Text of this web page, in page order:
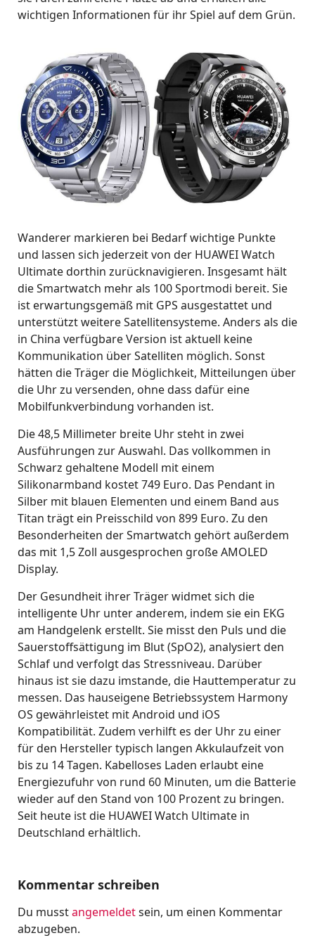
wichtigen Informationen für ihr Spiel auf dem Grün.
Wanderer markieren bei Bedarf wichtige Punkte
und lassen sich jederzeit von der HUAWEI Watch
Ultimate dorthin zurücknavigieren. Insgesamt hält
die Smartwatch mehr als 100 Sportmodi bereit. Sie
ist erwartungsgemäß mit GPS ausgestattet und
unterstützt weitere Satellitensysteme. Anders als die
in China verfügbare Version ist aktuell keine
Kommunikation über Satelliten möglich. Sonst
hätten die Träger die Möglichkeit, Mitteilungen über
die Uhr zu versenden, ohne dass dafür eine
Mobilfunkverbindung vorhanden ist.
Die 48,5 Millimeter breite Uhr steht in zwei
Ausführungen zur Auswahl. Das vollkommen in
Schwarz gehaltene Modell mit einem
Silikonarmband kostet 749 Euro. Das Pendant in
Silber mit blauen Elementen und einem Band aus
Titan trägt ein Preisschild von 899 Euro. Zu den
Besonderheiten der Smartwatch gehört außerdem
das mit 1,5 Zoll ausgesprochen große AMOLED
Display.
Der Gesundheit ihrer Träger widmet sich die
intelligente Uhr unter anderem, indem sie ein EKG
am Handgelenk erstellt. Sie misst den Puls und die
Sauerstoffsättigung im Blut (SpO2), analysiert den
Schlaf und verfolgt das Stressniveau. Darüber
hinaus ist sie dazu imstande, die Hauttemperatur zu
messen. Das hauseigene Betriebssystem Harmony
OS gewährleistet mit Android und iOS
Kompatibilität. Zudem verhilft es der Uhr zu einer
für den Hersteller typisch langen Akkulaufzeit von
bis zu 14 Tagen. Kabelloses Laden erlaubt eine
Energiezufuhr von rund 60 Minuten, um die Batterie
wieder auf den Stand von 100 Prozent zu bringen.
Seit heute ist die HUAWEI Watch Ultimate in
Deutschland erhältlich.
Kommentar schreiben
Du musstangemeldetsein, um einen Kommentar
abzugeben.